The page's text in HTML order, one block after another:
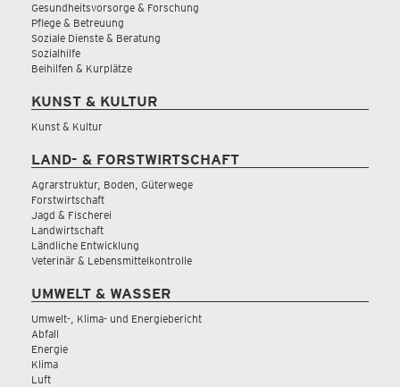
Gesundheitsvorsorge & Forschung
Pflege & Betreuung
Soziale Dienste & Beratung
Sozialhilfe
Beihilfen & Kurplätze
KUNST & KULTUR
Kunst & Kultur
LAND- & FORSTWIRTSCHAFT
Agrarstruktur, Boden, Güterwege
Forstwirtschaft
Jagd & Fischerei
Landwirtschaft
Ländliche Entwicklung
Veterinär & Lebensmittelkontrolle
UMWELT & WASSER
Umwelt-, Klima- und Energiebericht
Abfall
Energie
Klima
Luft